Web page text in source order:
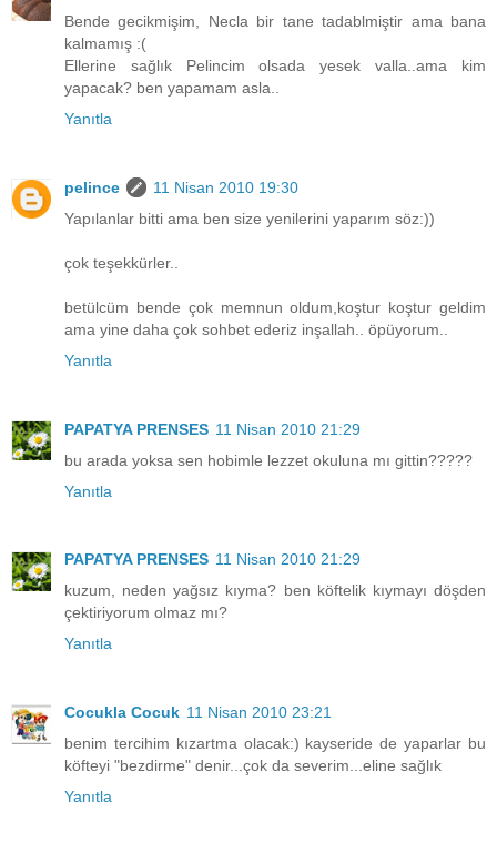
Bende gecikmişim, Necla bir tane tadablmiştir ama bana
kalmamış :(
Ellerine sağlık Pelincim olsada yesek valla..ama kim
yapacak? ben yapamam asla..
Yanıtla
pelince
11 Nisan 2010 19:30
Yapılanlar bitti ama ben size yenilerini yaparım söz:))
çok teşekkürler..
betülcüm bende çok memnun oldum,koştur koştur geldim
ama yine daha çok sohbet ederiz inşallah.. öpüyorum..
Yanıtla
PAPATYA PRENSES 11 Nisan 2010 21:29
bu arada yoksa sen hobimle lezzet okuluna mı gittin?????
Yanıtla
PAPATYA PRENSES 11 Nisan 2010 21:29
kuzum, neden yağsız kıyma? ben köftelik kıymayı döşden
çektiriyorum olmaz mı?
Yanıtla
Cocukla Cocuk 11 Nisan 2010 23:21
benim tercihim kızartma olacak:) kayseride de yaparlar bu
köfteyi "bezdirme" denir...çok da severim...eline sağlık
Yanıtla